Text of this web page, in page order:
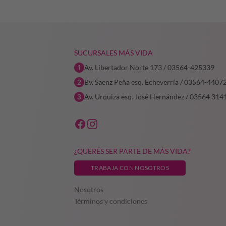
SUCURSALES MÁS VIDA
Av. Libertador Norte 173 / 03564-425339
Bv. Saenz Peña esq. Echeverría / 03564-
Av. Urquiza esq. José Hernández / 03564
¿QUERÉS SER PARTE DE MÁS VIDA?
TRABAJA CON NOSOTROS
Nosotros
Términos y condiciones